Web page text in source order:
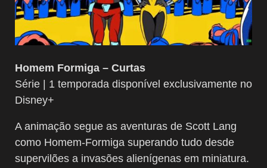
Homem Formiga – Curtas
Série | 1 temporada disponível exclusivamente no
Disney+
A animação segue as aventuras de Scott Lang
como Homem-Formiga superando tudo desde
supervilões a invasões alienígenas em miniatura.